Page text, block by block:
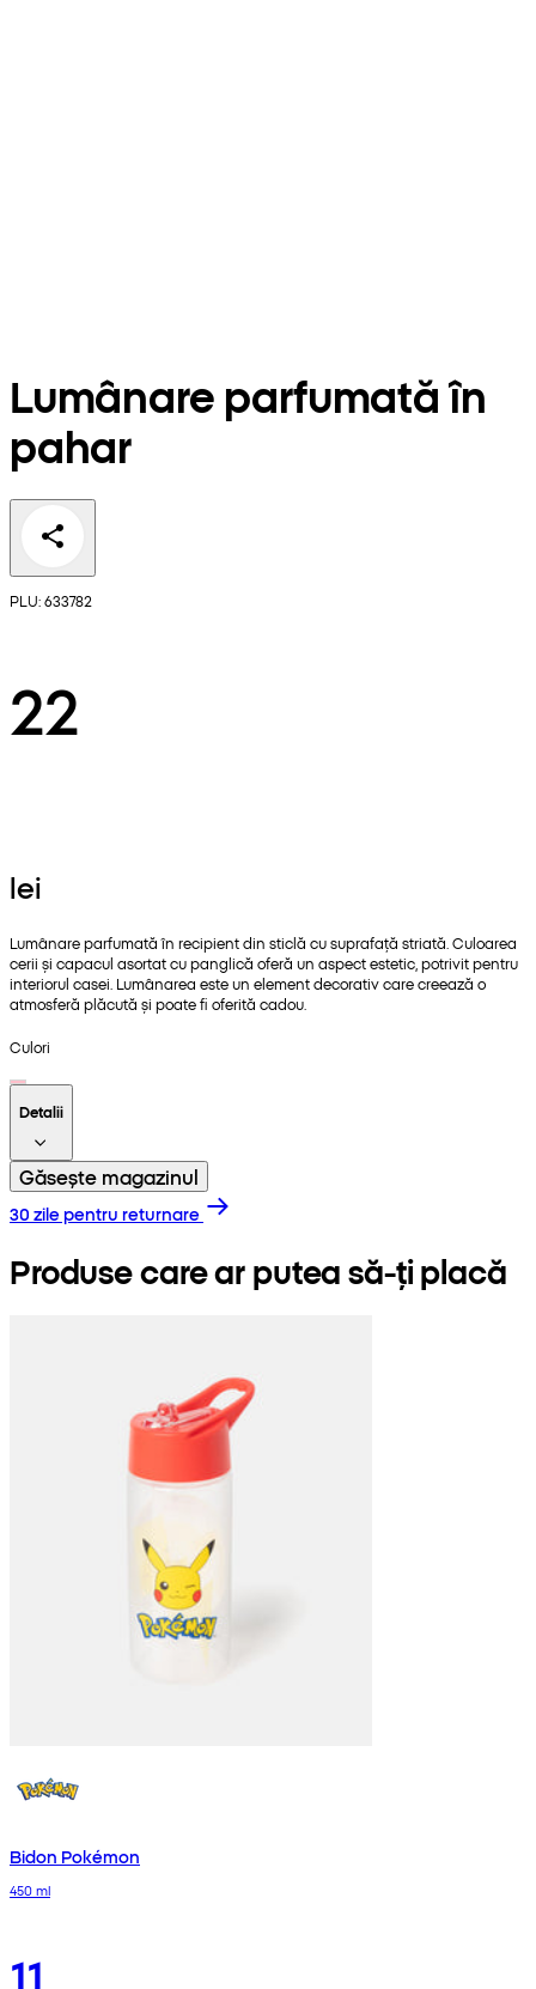
Lumânare parfumată în
pahar
PLU: 633782
22
lei
Lumânare parfumată în recipient din sticlă cu suprafață striată. Culoarea
cerii și capacul asortat cu panglică oferă un aspect estetic, potrivit pentru
interiorul casei. Lumânarea este un element decorativ care creează o
atmosferă plăcută și poate fi oferită cadou.
Culori
Detalii
Găsește magazinul
30 zile pentru returnare
Produse care ar putea să-ți placă
Bidon Pokémon
450 ml
11